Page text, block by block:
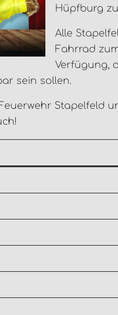
Hüpfburg
Alle
Fahrrad
Verfügung,
sein sollen.
Feuerwehr